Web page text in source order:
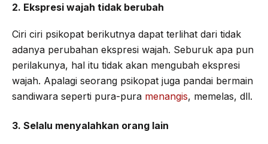
2. Ekspresi wajah tidak berubah
Ciri ciri psikopat berikutnya dapat terlihat dari tidak
adanya perubahan ekspresi wajah. Seburuk apa pun
perilakunya, hal itu tidak akan mengubah ekspresi
wajah. Apalagi seorang psikopat juga pandai bermain
sandiwara seperti pura-pura menangis, memelas, dll.
3. Selalu menyalahkan orang lain